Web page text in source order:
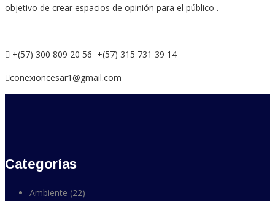
objetivo de crear espacios de opinión para el público .
+(57) 300 809 20 56 +(57) 315 731 39 14
conexioncesar1@gmail.com
Categorías
Ambiente (22)